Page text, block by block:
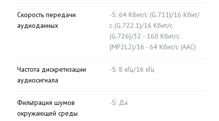
Скорость передачи
аудиоданных
-S: 64 Кбит/с (G.711)/16 Кбит/
с (G.722.1)/16 Кбит/с
(G.726)/32 - 160 Кбит/с
(MP2L2)/16 - 64 Кбит/с (AAC)
Частота дискретизации
аудиосигнала
-S: 8 кГц/16 кГц
Фильтрация шумов
окружающей среды
-S: Да